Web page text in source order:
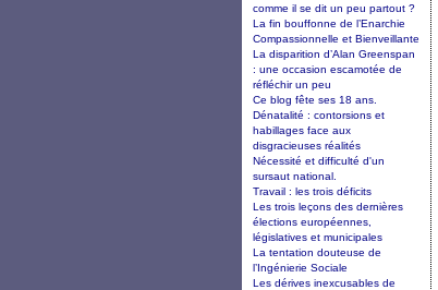
comme il se dit un peu partout ?
La fin bouffonne de l’Enarchie
Compassionnelle et Bienveillante
La disparition d’Alan Greenspan
: une occasion escamotée de
réfléchir un peu
Ce blog fête ses 18 ans.
Dénatalité : contorsions et
habillages face aux
disgracieuses réalités
Nécessité et difficulté d'un
sursaut national.
Travail : les trois déficits
Les trois leçons des dernières
élections européennes,
législatives et municipales
La tentation douteuse de
l’Ingénierie Sociale
Les dérives inexcusables de